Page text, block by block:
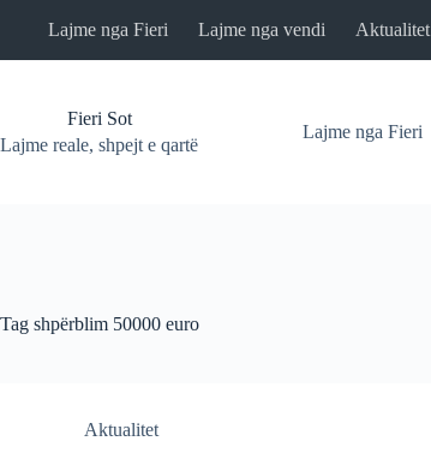
Lajme nga Fieri Lajme nga vendi Aktualitet
Fieri Sot
Lajme reale, shpejt e qartë
Lajme nga Fieri
Tag shpërblim 50000 euro
Aktualitet